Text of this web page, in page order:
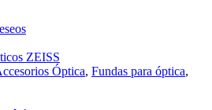
Óptica, Fundas para óptica,